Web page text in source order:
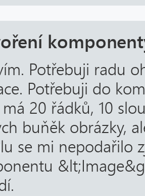
Potřebuji radu
Potřebuji do
20 řádků, 10
buňěk obrázky,
se mi nepodařilo